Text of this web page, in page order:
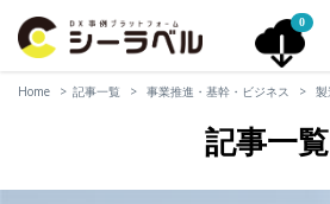
0
Home 記事一覧 事業推進・基幹・ビジネス
記事一覧